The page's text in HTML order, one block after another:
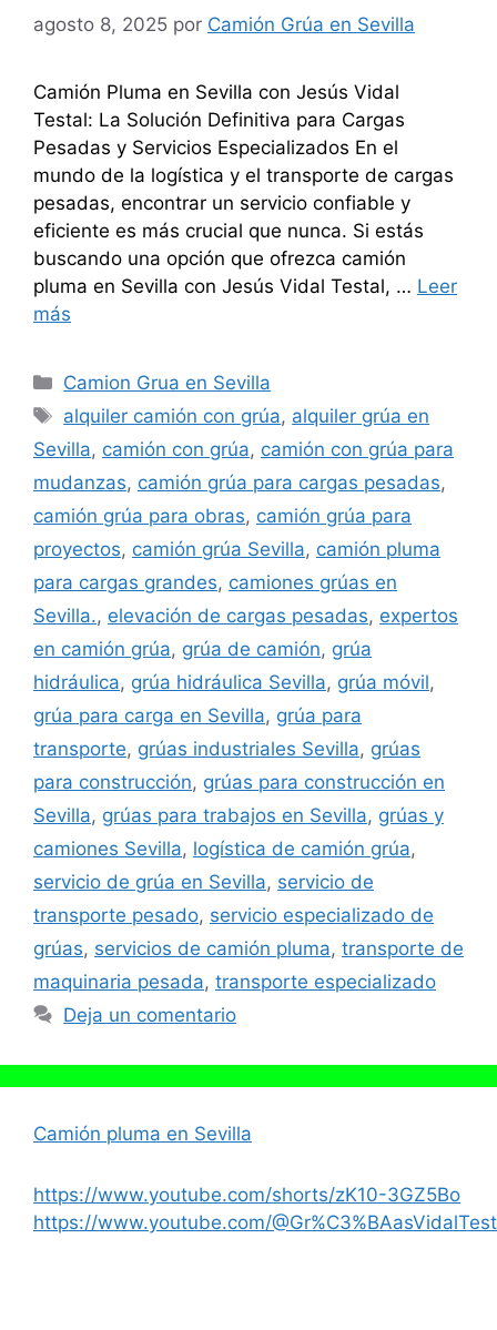
agosto 8, 2025 por Camión Grúa en Sevilla
Camión Pluma en Sevilla con Jesús Vidal
Testal: La Solución Definitiva para Cargas
Pesadas y Servicios Especializados En el
mundo de la logística y el transporte de cargas
pesadas, encontrar un servicio confiable y
eficiente es más crucial que nunca. Si estás
buscando una opción que ofrezca camión
pluma en Sevilla con Jesús Vidal Testal, … Leer
más
Categorías
Camion Grua en Sevilla
Etiquetas
alquiler camión con grúa, alquiler grúa en
Sevilla, camión con grúa, camión con grúa para
mudanzas, camión grúa para cargas pesadas,
camión grúa para obras, camión grúa para
proyectos, camión grúa Sevilla, camión pluma
para cargas grandes, camiones grúas en
Sevilla., elevación de cargas pesadas, expertos
en camión grúa, grúa de camión, grúa
hidráulica, grúa hidráulica Sevilla, grúa móvil,
grúa para carga en Sevilla, grúa para
transporte, grúas industriales Sevilla, grúas
para construcción, grúas para construcción en
Sevilla, grúas para trabajos en Sevilla, grúas y
camiones Sevilla, logística de camión grúa,
servicio de grúa en Sevilla, servicio de
transporte pesado, servicio especializado de
grúas, servicios de camión pluma, transporte de
maquinaria pesada, transporte especializado
Deja un comentario
Camión pluma en Sevilla
https://www.youtube.com/shorts/zK10-3GZ5Bo
https://www.youtube.com/